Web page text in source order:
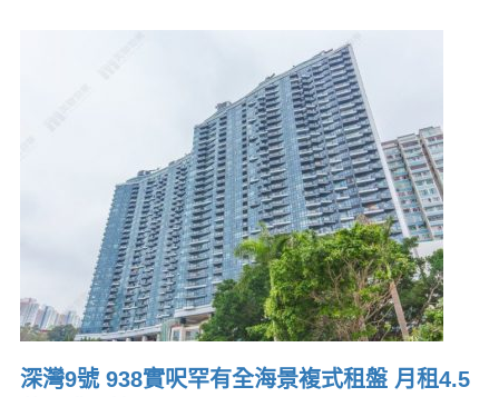
深灣9號 938實呎罕有全海景複式租盤 月租4.5